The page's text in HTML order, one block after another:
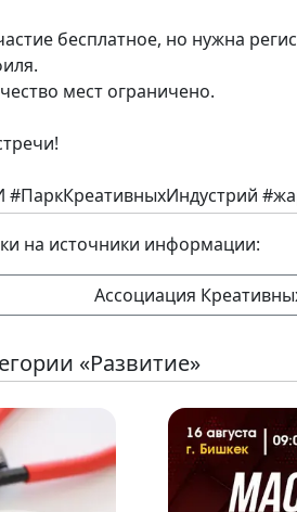
бесплатное, но нужна
мест ограничено.
на источники информации:
Ассоциация
«Развитие»